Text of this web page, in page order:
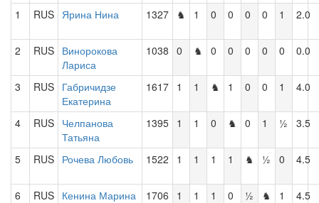
1 RUS Ярина Нина 1327 ♞ 1 0 0 0 0 1 2.0
2 RUS Винорокова
Лариса
1038 0 ♞ 0 0 0 0 0 0.0
3 RUS Габричидзе
Екатерина
1617 1 1 ♞ 1 0 0 1 4.0
4 RUS Челпанова
Татьяна
1395 1 1 0 ♞ 0 1 ½ 3.5
5 RUS Рочева Любовь 1522 1 1 1 1 ♞ ½ 0 4.5
6 RUS Кенина Марина 1706 1 1 1 0 ½ ♞ 1 4.5